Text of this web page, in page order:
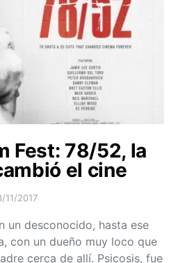
Fest: 78/52, la
el cine
11/2017
un desconocido, hasta ese
con un dueño muy loco que
cerca de allí. Psicosis, fue